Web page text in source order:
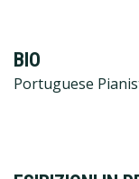
BIO
Portuguese